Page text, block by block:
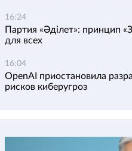
16:24
Партия «Әділет»: принцип
для всех
16:04
OpenAI приостановила
рисков киберугроз